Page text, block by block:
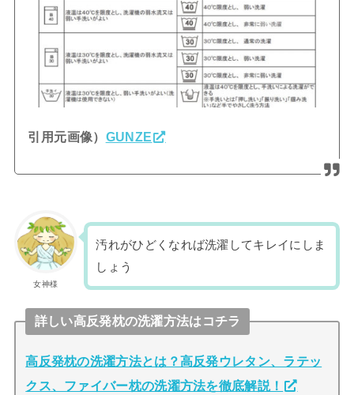
引用元画像） GUNZE
女神様
汚れがひどくなれば洗濯してキレイにしま
しょう
詳しい高反発枕の洗濯方法はコチラ
高反発枕の洗濯方法とは？高反発ウレタン、ラテッ
クス、ファイバー枕の洗濯方法を徹底解説！